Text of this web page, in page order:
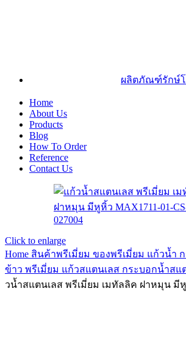
ผลิตภัณฑ์รักษ์
Home
About Us
Products
Blog
How To Order
Reference
Contact Us
Click to enlarge
Home สินค้าพรีเมี่ยม ของพรีเมี่ยม แก้วน้ำ
ข้าว พรีเมี่ยม แก้วสแตนเลส กระบอกน้ำสแ
วน้ำสแตนเลส พรีเมี่ยม เมทัลลิค ฝาหมุน มีหู